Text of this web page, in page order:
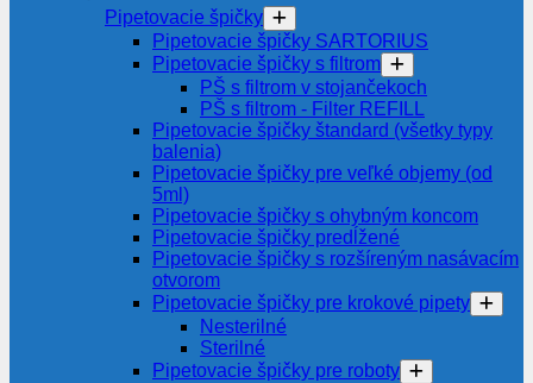
Pipetovacie špičky
Pipetovacie špičky SARTORIUS
Pipetovacie špičky s filtrom
PŠ s filtrom v stojančekoch
PŠ s filtrom - Filter REFILL
Pipetovacie špičky štandard (všetky typy
balenia)
Pipetovacie špičky pre veľké objemy (od
5ml)
Pipetovacie špičky s ohybným koncom
Pipetovacie špičky predĺžené
Pipetovacie špičky s rozšíreným nasávacím
otvorom
Pipetovacie špičky pre krokové pipety
Nesterilné
Sterilné
Pipetovacie špičky pre roboty